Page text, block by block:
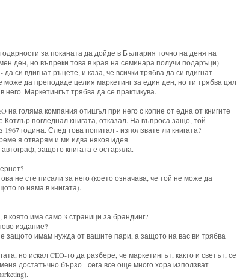
за поканата да дойде в България точно на деня на
ден, но въпреки това в края на семинара получи подаръци).
си вдигнат ръцете, и каза, че всички трябва да си вдигнат
може да преподаде целия маркетинг за един ден, но ти трябва цял
Маркетингът трябва да се практикува.
на голяма компания отишъл при него с копие от една от книгите
Котлър погледнал книгата, отказал. На въпроса защо, той
1967 година. След това попитал - използвате ли книгата?
я отварям и ми идва някоя идея.
защото книгата е остаряла.
не сте писали за него (което означава, че той не може да
го няма в книгата).
в която има само 3 страници за брандинг?
издание?
защото имам нужда от вашите пари, а защото на вас ви трябва
но искал CEO-то да разбере, че маркетингът, както и светът, се
достатъчно бързо - сега все още много хора използват